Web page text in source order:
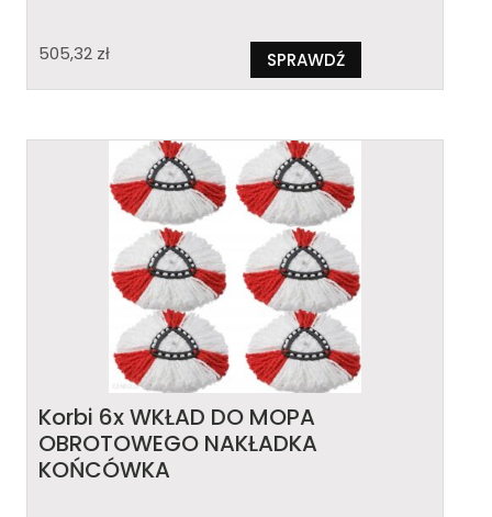
505,32 zł SPRAWDŹ
Korbi 6x WKŁAD DO MOPA
OBROTOWEGO NAKŁADKA
KOŃCÓWKA